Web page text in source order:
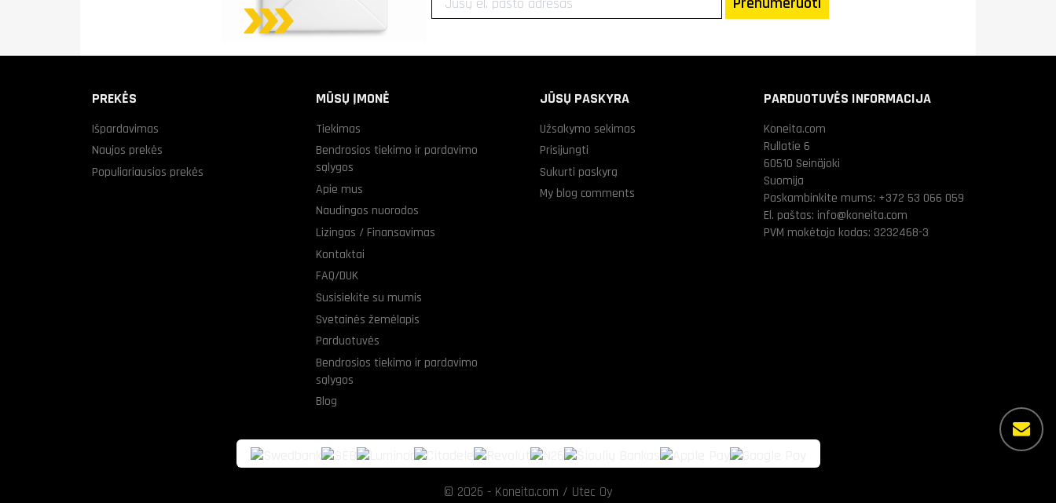
PREKĖS
Išpardavimas
Naujos prekės
Populiariausios prekės
MŪSŲ ĮMONĖ
Tiekimas
Bendrosios tiekimo ir pardavimo
sąlygos
Apie mus
Naudingos nuorodos
Lizingas / Finansavimas
Kontaktai
FAQ/DUK
Susisiekite su mumis
Svetainės žemėlapis
Parduotuvės
Bendrosios tiekimo ir pardavimo
sąlygos
Blog
JŪSŲ PASKYRA
Užsakymo sekimas
Prisijungti
Sukurti paskyrą
My blog comments
PARDUOTUVĖS INFORMACIJA
Koneita.com
Rullatie 6
60510 Seinäjoki
Suomija
Paskambinkite mums: +372 53 066 059
El. paštas: info@koneita.com
PVM mokėtojo kodas: 3232468-3
© 2026 - Koneita.com / Utec Oy